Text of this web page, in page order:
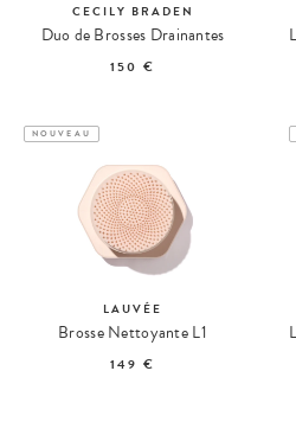
CECILY BRADEN
Duo de Brosses Drainantes
150 €
NOUVEAU
LAUVÉE
Brosse Nettoyante L1
149 €